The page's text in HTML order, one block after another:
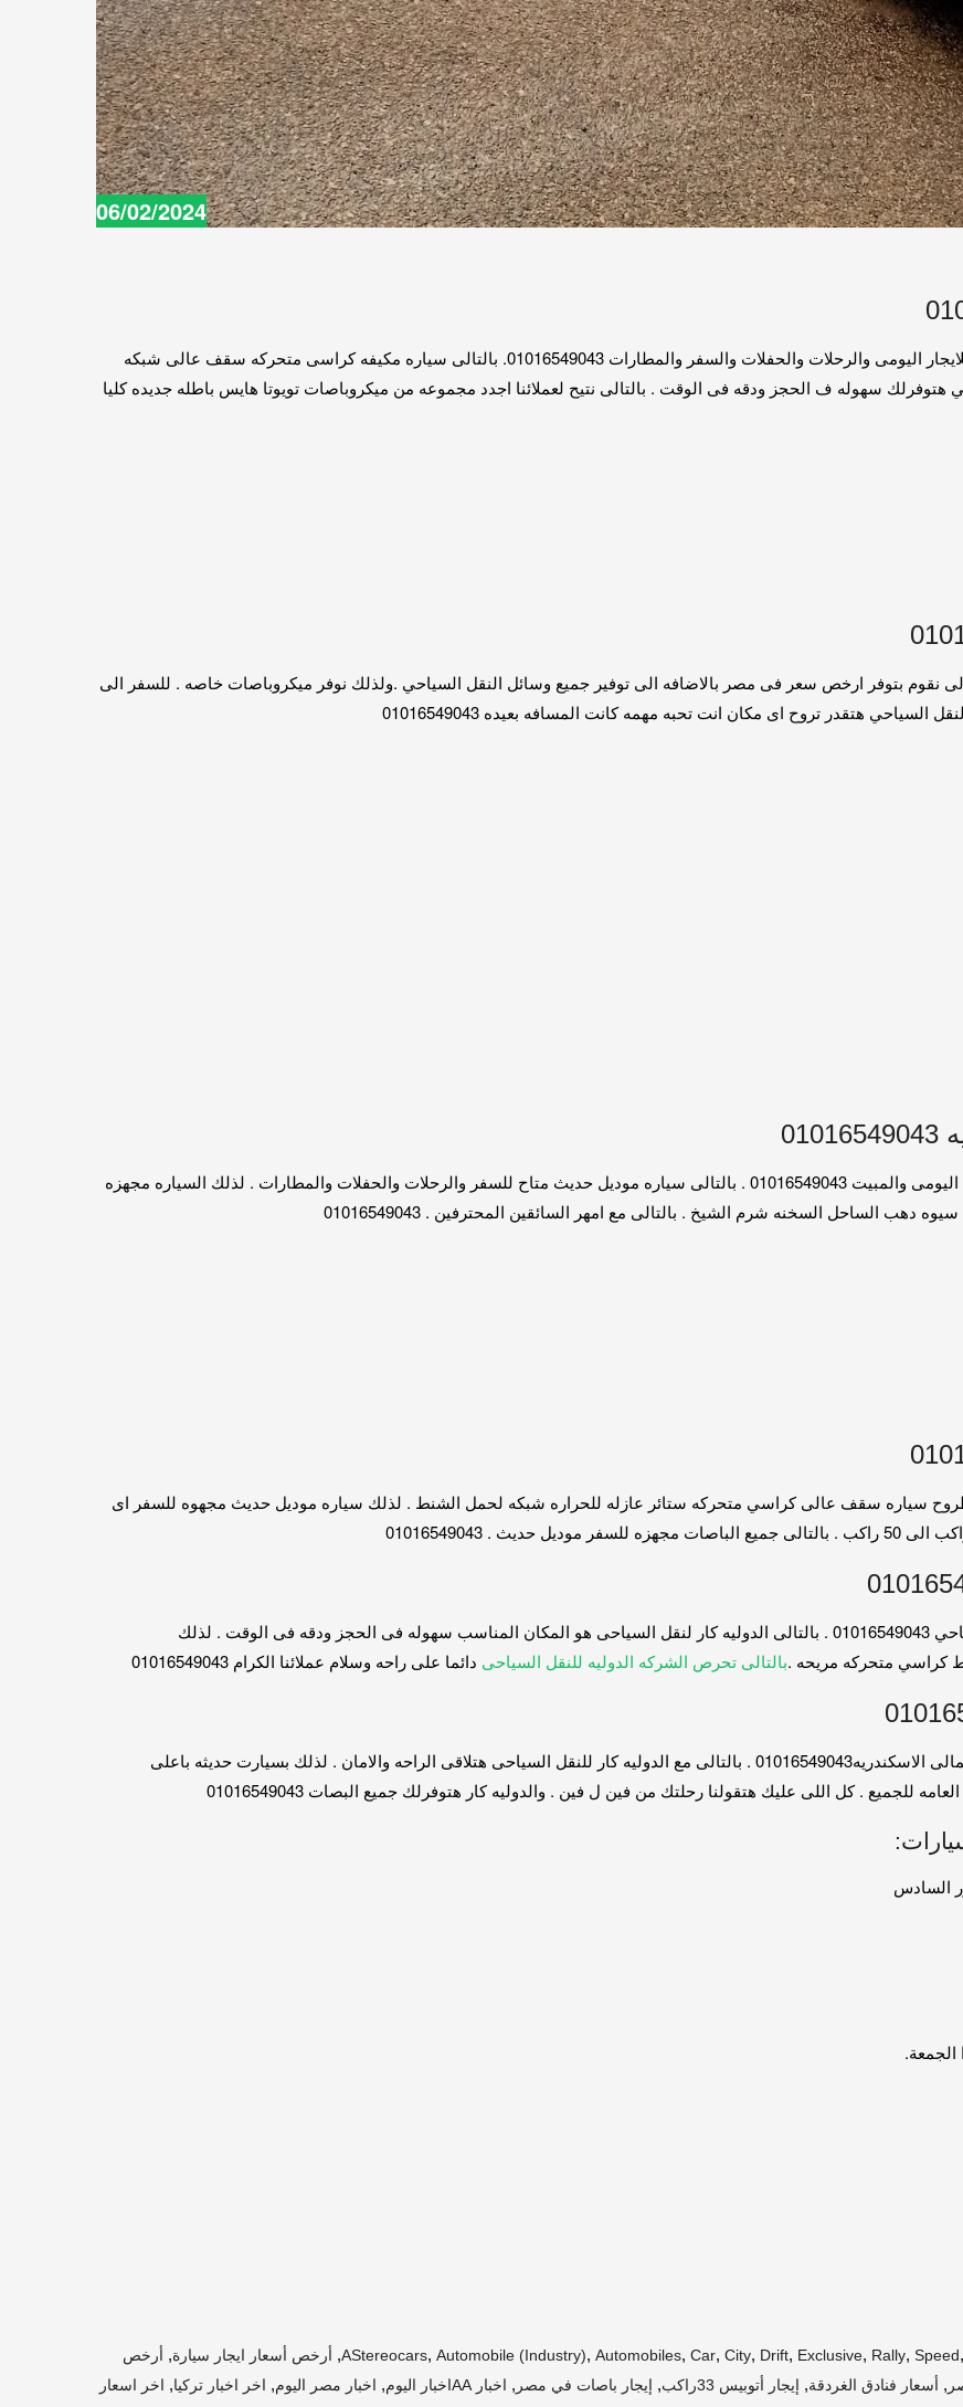
06/02/2024
سياره للايجار اليومى الفيوم هايس تويوتا 13 راكب و 14 راكب للايجار اليومى والرحلات والحفلات والسفر والمطارات 01016549043. بالتالى سياره مكيفه كراسى متحركه سقف عالى شبكه
هتوفرلك سهوله ف الحجز ودقه فى الوقت . بالتالى نتيح لعملائنا اجدد مجموعه من ميكروباصات تويوتا هايس باطله جديده كليا
اليومى الغردقه . بالتالى نقوم بتوفر ارخص سعر فى مصر بالاضافه الى توفير جميع وسائل النقل السياحي .ولذلك نوفر ميكروباصات خاصه . للسفر الى
هتقدر تروح اى مكان انت تحبه مهمه كانت المسافه بعيده 01016549043
سياره للايجار اليومى الفيوم لذلك هايس تويوتا للايجار 13 راكب اليومى والمبيت 01016549043 . بالتالى سياره موديل حديث متاح للسفر والرحلات والحفلات والمطارات . لذلك السياره مجهزه
الساحل السخنه شرم الشيخ . بالتالى مع امهر السائقين المحترفين . 01016549043
سياره هايس 14 راكب للايجار اليومى 01016549043 مطروح سياره سقف عالى كراسي متحركه ستائر عازله للحراره شبكه لحمل الشنط . لذلك سياره موديل حديث مجهوه للسفر اى
لذلك محتاج تغير جو وتسافر لاى مكان مع الدوليه كار لنقل السياحي 01016549043 . بالتالى الدوليه كار لنقل السياحى هو المكان المناسب سهوله فى الحجز ودقه فى الوقت . لذلك
كراسي متحركه مريحه .بالتالى تحرص الشركه الدوليه للنقل السياحى دائما على راحه وسلام عملائنا الكرام 01016549043
توصيلات رحلات شرم الشيخ الغردقه العين السخنه الساحل الشمالى الاسكندريه01016549043 . بالتالى مع الدوليه كار للنقل السياحى هتلاقى الراحه والامان . لذلك بسيارت حديثه باعلى
. كل اللى عليك هتقولنا رحلتك من فين ل فين . والدوليه كار هتوفرلك جميع البصات 01016549043
الجمعة.
AStereocars, Automobile (industry), Automobiles, Car, City, Drift, Exclusive, Rally, Speed,
, أرخص أسعار ايجار سيارة, أرخص
, أسعار فنادق الغردقة, إيجار أتوبيس 33راكب , إيجار باصات في مصر , اخبار AAاخبار اليوم , اخبار مصر اليوم, اخر اخبار تركيا, اخر اسعار